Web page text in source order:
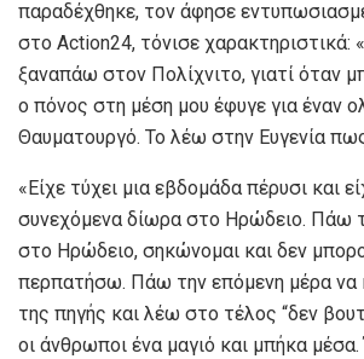
παραδέχθηκε, τον άφησε
στο Action24, τόνισε χαρακτηριστικά:
ξαναπάω στον Πολίχνιτο, γιατί όταν
ο πόνος στη μέση μου έφυγε για έναν
Θαυματουργό. Το λέω στην Ευγενία
«Είχε τύχει μια εβδομάδα πέρυσι και
συνεχόμενα δίωρα στο Ηρώδειο. Πάω
στο Ηρώδειο, σηκώνομαι και δεν
περπατήσω. Πάω την επόμενη μέρα να
της πηγής και λέω στο τέλος “δεν
οι άνθρωποι ένα μαγιό και μπήκα